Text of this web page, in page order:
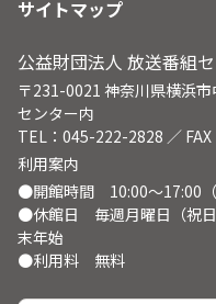
サイトマップ
公益財団法人 放送番組
〒231-0021 神奈川県横浜
センター内
TEL：045-222-2828 ／
利用案内
●開館時間 10:00～17:00（
●休館日 毎週月曜日（祝日
末年始
●利用料 無料